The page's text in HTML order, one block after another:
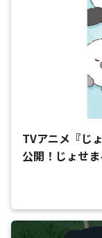
TVアニメ『じ
公開！じょせ